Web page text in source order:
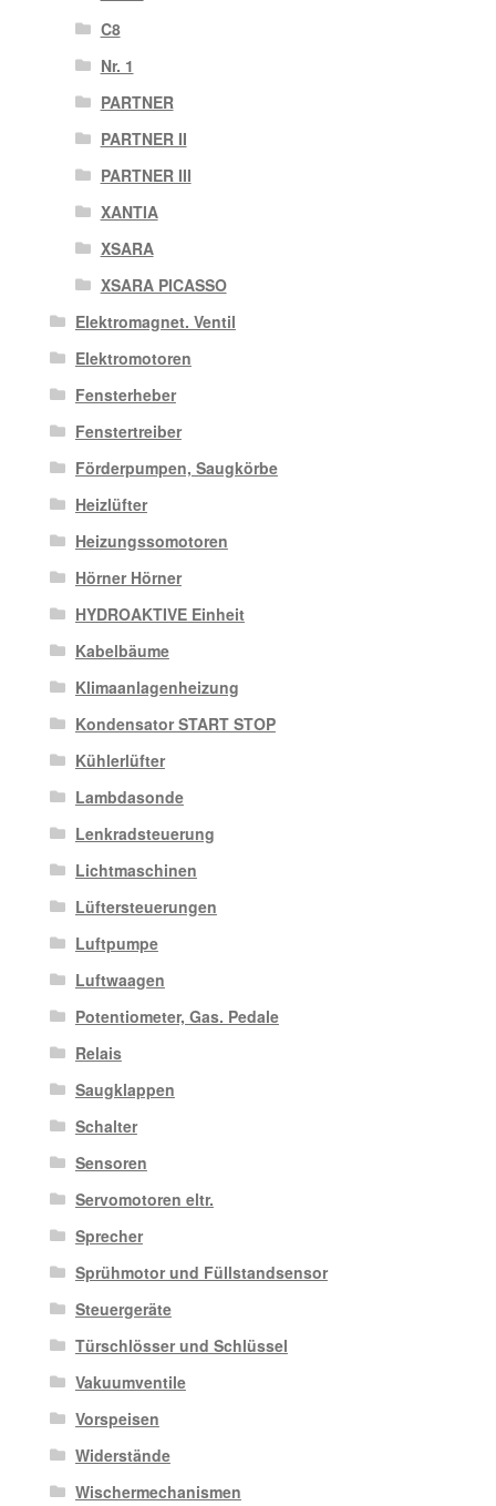
C8
Nr. 1
PARTNER
PARTNER II
PARTNER III
XANTIA
XSARA
XSARA PICASSO
Elektromagnet. Ventil
Elektromotoren
Fensterheber
Fenstertreiber
Förderpumpen, Saugkörbe
Heizlüfter
Heizungssomotoren
Hörner Hörner
HYDROAKTIVE Einheit
Kabelbäume
Klimaanlagenheizung
Kondensator START STOP
Kühlerlüfter
Lambdasonde
Lenkradsteuerung
Lichtmaschinen
Lüftersteuerungen
Luftpumpe
Luftwaagen
Potentiometer, Gas. Pedale
Relais
Saugklappen
Schalter
Sensoren
Servomotoren eltr.
Sprecher
Sprühmotor und Füllstandsensor
Steuergeräte
Türschlösser und Schlüssel
Vakuumventile
Vorspeisen
Widerstände
Wischermechanismen